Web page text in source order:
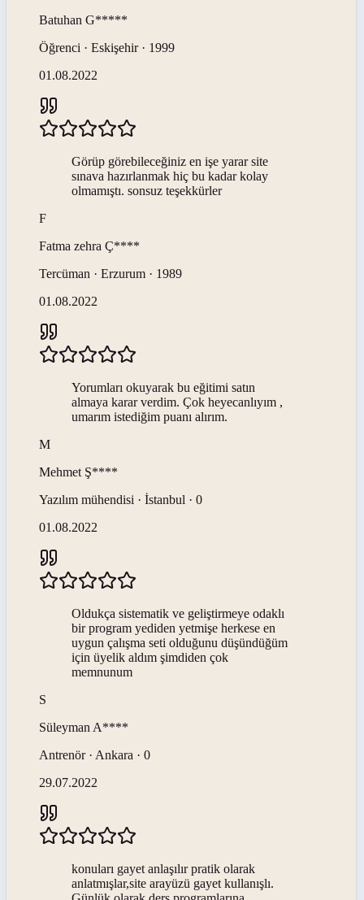
Batuhan G*****
Öğrenci · Eskişehir · 1999
01.08.2022
Görüp görebileceğiniz en işe yarar site
sınava hazırlanmak hiç bu kadar kolay
olmamıştı. sonsuz teşekkürler
F
Fatma zehra Ç****
Tercüman · Erzurum · 1989
01.08.2022
Yorumları okuyarak bu eğitimi satın
almaya karar verdim. Çok heyecanlıyım ,
umarım istediğim puanı alırım.
M
Mehmet Ş****
Yazılım mühendisi · İstanbul · 0
01.08.2022
Oldukça sistematik ve geliştirmeye odaklı
bir program yediden yetmişe herkese en
uygun çalışma seti olduğunu düşündüğüm
için üyelik aldım şimdiden çok
memnunum
S
Süleyman A****
Antrenör · Ankara · 0
29.07.2022
konuları gayet anlaşılır pratik olarak
anlatmışlar,site arayüzü gayet kullanışlı.